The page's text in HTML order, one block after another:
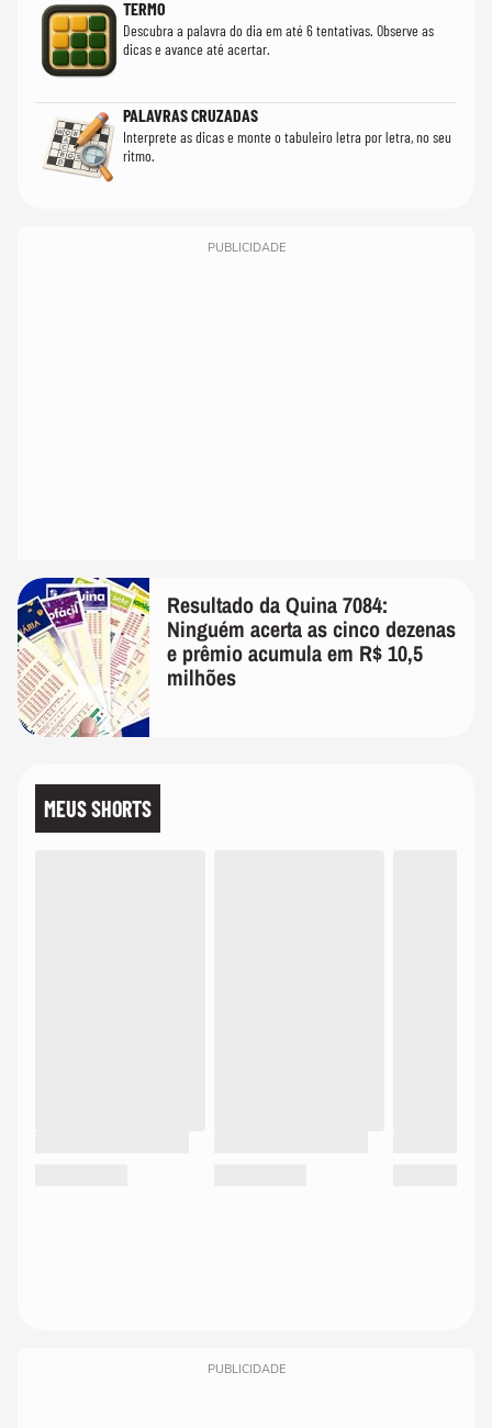
TERMO
Descubra a palavra do dia em até 6 tentativas. Observe as
dicas e avance até acertar.
PALAVRAS CRUZADAS
Interprete as dicas e monte o tabuleiro letra por letra, no seu
ritmo.
PUBLICIDADE
Resultado da Quina 7084:
Ninguém acerta as cinco dezenas
e prêmio acumula em R$ 10,5
milhões
MEUS SHORTS
PUBLICIDADE